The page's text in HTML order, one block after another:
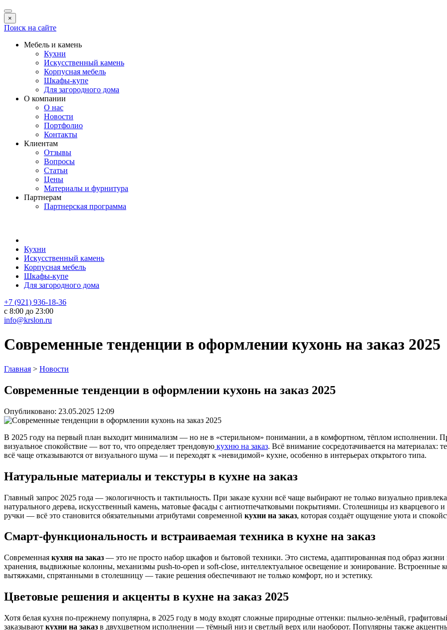
×
Поиск на сайте
Мебель и камень
Кухни
Искусственный камень
Корпусная мебель
Шкафы-купе
Для загородного дома
О компании
О нас
Новости
Портфолио
Контакты
Клиентам
Отзывы
Вопросы
Статьи
Цены
Материалы и фурнитура
Партнерам
Партнерская программа
Кухни
Искусственный камень
Корпусная мебель
Шкафы-купе
Для загородного дома
+7 (921) 936-18-36
с 8:00 до 23:00
info@krslon.ru
Современные тенденции в оформлении кухонь на заказ 2025
Главная > Новости
Современные тенденции в оформлении кухонь на заказ 2025
Опубликовано: 23.05.2025 12:09
В 2025 году на первый план выходит минимализм — но не в «стерильном» понимании, а в комфортном, тёплом исполнении.
визуальное спокойствие — вот то, что определяет трендовую кухню на заказ. Всё внимание сосредотачивается на материалах:
всё чаще отказываются от визуального шума — и переходят к «невидимой» кухне, особенно в интерьерах открытого типа.
Натуральные материалы и текстуры в кухне на заказ
Главный запрос 2025 года — экологичность и тактильность. При заказе кухни всё чаще выбирают не только визуально
натурального дерева, искусственный камень, матовые фасады с антиотпечатковыми покрытиями. Столешницы из кварцевого
ручки — всё это становится обязательными атрибутами современной кухни на заказ, которая создаёт ощущение уюта и
Смарт-функциональность и встраиваемая техника в кухне на заказ
Современная кухня на заказ — это не просто набор шкафов и бытовой техники. Это система, адаптированная под образ жизни
хранения, выдвижные колонны, механизмы push-to-open и soft-close, интеллектуальное освещение и зонирование.
вытяжками, спрятанными в столешницу — такие решения обеспечивают не только комфорт, но и эстетику.
Цветовые решения и акценты в кухне на заказ 2025
Хотя белая кухня по-прежнему популярна, в 2025 году в моду входят сложные природные оттенки: пыльно-зелёный,
заказывают кухни на заказ в двухцветном исполнении — тёмный низ и светлый верх или наоборот. Популярны также